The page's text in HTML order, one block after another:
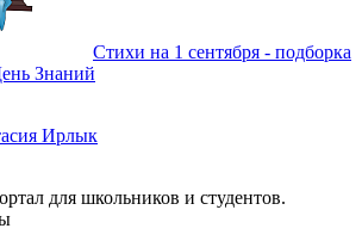
Стихи на 1 сентября - подборка
Знаний
Ирлык
для школьников и студентов.